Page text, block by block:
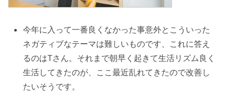
今年に入って一番良くなかった事意外とこういった
ネガティブなテーマは難しいものです、これに答え
るのはTさん。それまで朝早く起きて生活リズム良く
生活してきたのが、ここ最近乱れてきたので改善し
たいそうです。